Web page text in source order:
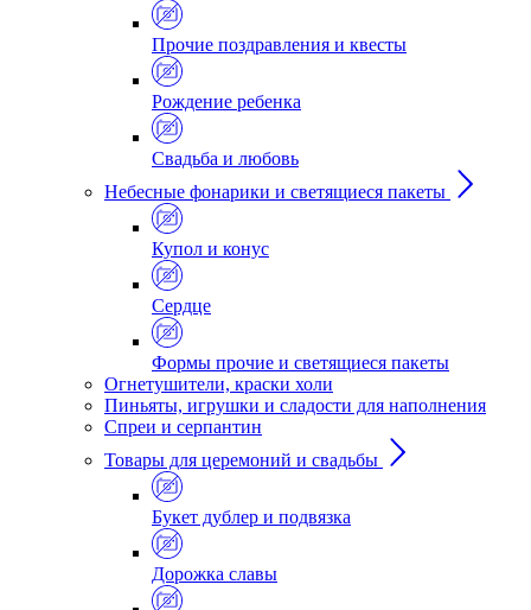
Прочие поздравления и квесты
Рождение ребенка
Свадьба и любовь
Небесные фонарики и светящиеся пакеты
Купол и конус
Сердце
Формы прочие и светящиеся пакеты
Огнетушители, краски холи
Пиньяты, игрушки и сладости для наполнения
Спреи и серпантин
Товары для церемоний и свадьбы
Букет дублер и подвязка
Дорожка славы